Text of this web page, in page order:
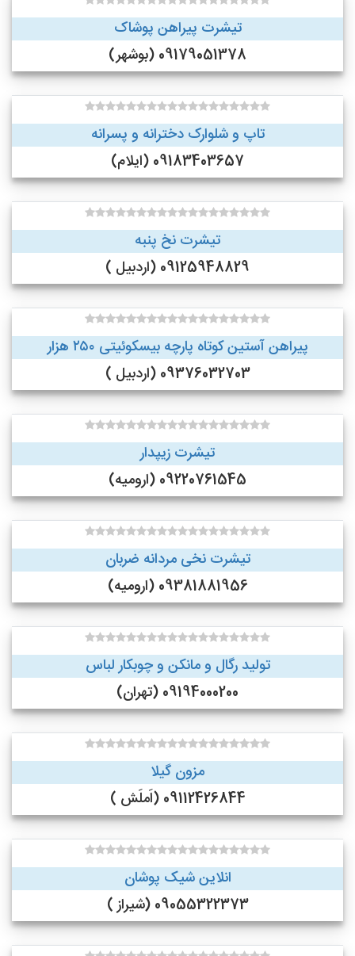
تیشرت پیراهن پوشاک
09179051378 (بوشهر)
تاپ و شلوارک دخترانه و پسرانه
09183403657 (ایلام)
تیشرت نخ پنبه
09125948829 (اردبیل )
پیراهن آستین کوتاه پارچه بیسکوئیتی ۲۵۰ هزار
09376032703 (اردبیل )
تیشرت زیپدار
09220761545 (ارومیه)
تیشرت نخی مردانه ضربان
09381881956 (ارومیه)
تولید رگال و مانکن و چوبکار لباس
09194000200 (تهران)
مزون گیلا
09112426844 (اَملَش )
انلاین شیک پوشان
09055322373 (شیراز )